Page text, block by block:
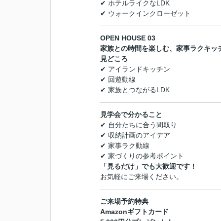
✔ ホテルライクなLDK
✔ ウォークインクローゼット
OPEN HOUSE 03
家族との時間を楽しむ、家事ラクキッ
見どころ
✔ アイランドキッチン
✔ 回遊動線
✔ 家族とつながるLDK
見学会で分かること
✔ 自分たちに合う間取り
✔ 収納計画のアイデア
✔ 家事ラク動線
✔ 家づくりの参考ポイント
「見るだけ」でも大歓迎です！
お気軽にご来場ください。
ご来場予約特典
Amazonギフトカード